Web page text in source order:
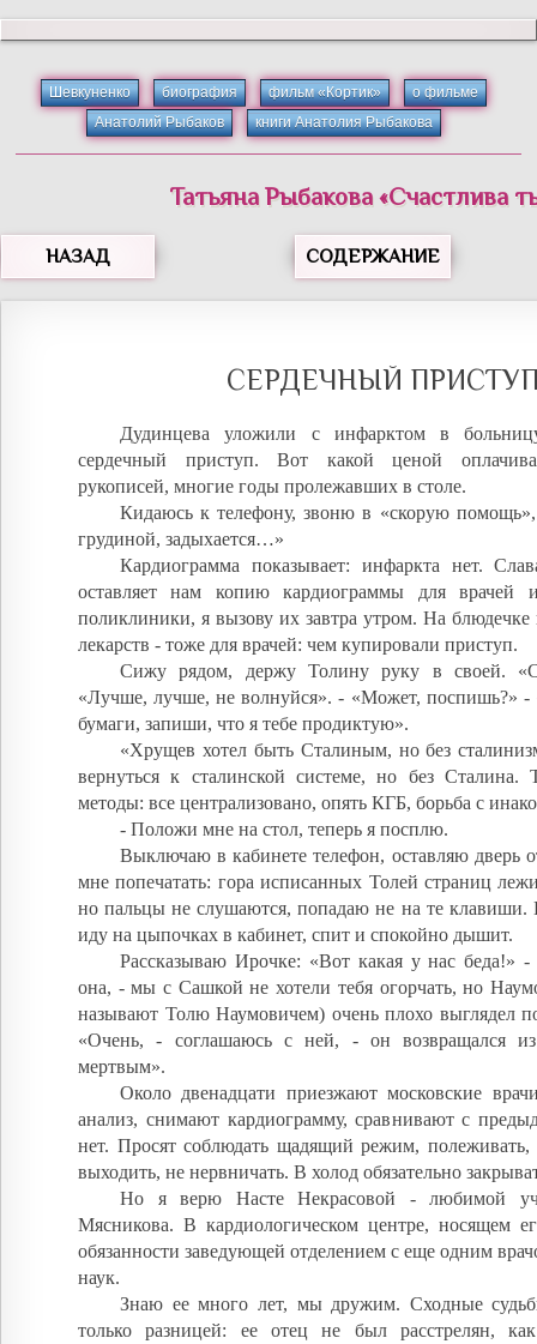
Шевкуненко биография фильм «Кортик»
о фильме
Анатолий Рыбаков
книги Анатолия Рыбакова
Татьяна Рыбакова «Счастлива
НАЗАД СОДЕРЖАНИЕ
СЕРДЕЧНЫЙ
Дудинцева уложили с инфарктом в
сердечный приступ. Вот какой ценой
рукописей, многие годы пролежавших в столе.
Кидаюсь к телефону, звоню в «скорую
грудиной, задыхается…»
Кардиограмма показывает: инфаркта нет.
оставляет нам копию кардиограммы для врачей
поликлиники, я вызову их завтра утром. На
лекарств - тоже для врачей: чем купировали приступ.
Сижу рядом, держу Толину руку в своей.
«Лучше, лучше, не волнуйся». - «Может, поспишь?» -
бумаги, запиши, что я тебе продиктую».
«Хрущев хотел быть Сталиным, но без
вернуться к сталинской системе, но без Сталина.
методы: все централизовано, опять КГБ, борьба с
- Положи мне на стол, теперь я посплю.
Выключаю в кабинете телефон, оставляю дверь
мне попечатать: гора исписанных Толей страниц
но пальцы не слушаются, попадаю не на те клавиши.
иду на цыпочках в кабинет, спит и спокойно дышит.
Рассказываю Ирочке: «Вот какая у нас беда!»
она, - мы с Сашкой не хотели тебя огорчать, но
называют Толю Наумовичем) очень плохо выглядел
«Очень, - соглашаюсь с ней, - он возвращался
мертвым».
Около двенадцати приезжают московские
анализ, снимают кардиограмму, сравнивают с
нет. Просят соблюдать щадящий режим,
выходить, не нервничать. В холод обязательно
Но я верю Насте Некрасовой - любимой
Мясникова. В кардиологическом центре, носящем
обязанности заведующей отделением с еще одним
наук.
Знаю ее много лет, мы дружим. Сходные
только разницей: ее отец не был расстрелян,